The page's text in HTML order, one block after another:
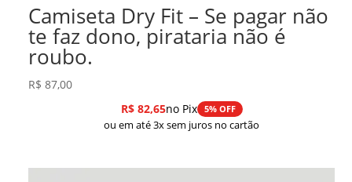
Camiseta Dry Fit – Se pagar não
te faz dono, pirataria não é
roubo.
R$ 87,00
R$82,65no Pix 5% OFF
ou em até 3x sem juros no cartão